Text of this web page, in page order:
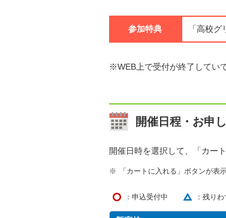
参加特典 「高校
※WEB上で受付が終了してい
開催日程・お申
開催日時を選択して、「カー
「カートに入れる」ボタンが表
：申込受付中 ：残り